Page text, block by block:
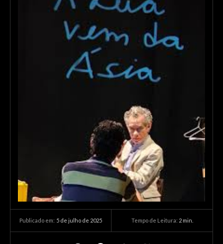
Publicado em: 5 de julho de 2025 Tempo de Leitura: 2min.